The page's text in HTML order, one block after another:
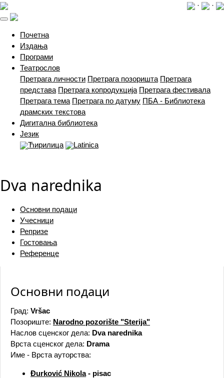
· ·
Почетна(current)
Издања
Програми
Театрослов
Претрага личности Претрага позоришта Претрага
представа Претрага копродукција Претрага фестивала
Претрага тема Претрага по датуму ПБА - Библиотека
драмских текстова
Дигитална библиотека
Језик
Ћирилица
Latinica
Dva narednika
Основни подаци
Учесници
Репризе
Гостовања
Референце
Основни подаци
Град: Vršac
Позориште: Narodno pozorište "Sterija"
Наслов сценског дела: Dva narednika
Врста сценског дела: Drama
Име - Врста ауторства:
Đurković Nikola- pisac